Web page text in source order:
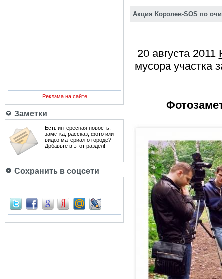
Реклама на сайте
Заметки
Есть интересная новость,
заметка, рассказ, фото или
видео материал о городе?
Добавьте в этот раздел!
Сохранить в соцсети
Акция Королев-SOS по
20 августа 2011
мусора участка